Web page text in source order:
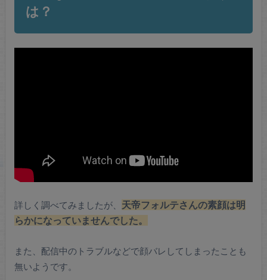
は？
詳しく調べてみましたが、 天帝フォルテさんの素顔は明
らかになっていませんでした。
また、配信中のトラブルなどで顔バレしてしまったことも
無いようです。